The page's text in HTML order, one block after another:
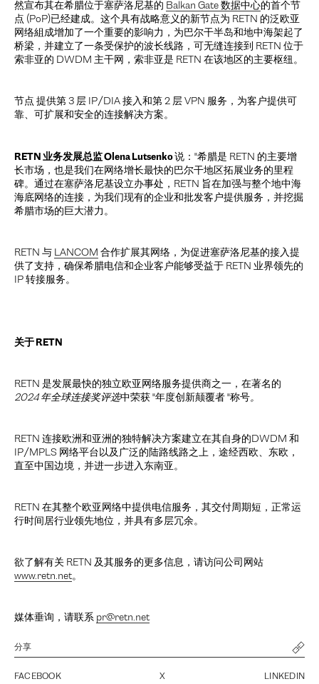
然宣布其在希腊位于塞萨洛尼基的 Balkan Gate 数据中心的首个节
点 (PoP)已经建成。这个具有战略意义的新节点为 RETN 的泛欧亚
网络組成增加了一个重要的影响力，为巴尔干半岛和地中海架起了
桥梁，并建立了一条受保护的波长线路，可无缝连接到 RETN 位于
索非亚的 DWDM 主干网，索非亚是 RETN 在该地区的主要枢纽。
节点 提供第 3 层 IP/DIA 接入和第 2 层 VPN 服务，为客户提供可
靠、可扩展和安全的连接解决方案。
RETN 业务发展总监 Olena Lutsenko说："希腊是 RETN 的主要增
长市场，也是我们在网络增长最快的巴尔干地区拓展业务的里程
碑。通过在塞萨洛尼基设立办事处，RETN 旨在加强与整个地中海
海底网络的连接，为我们现有的企业和批发客户提供服务，并挖掘
希腊市场的巨大潜力。
RETN 与 LANCOM 合作扩展其网络，为促进塞萨洛尼基的接入提
供了支持，确保希腊电信和企业客户能够受益于 RETN 业界领先的
IP 转接服务。
关于 RETN
RETN 是发展最快的独立欧亚网络服务提供商之一，在著名的
2024 年全球连接奖评选中荣获 "年度创新颠覆者 "称号。
RETN 连接欧洲和亚洲的独特解决方案建立在其自身的DWDM 和
IP/MPLS 网络平台以及广泛的陆路线路之上，途经西欧、东欧，
直至中国边境，并进一步进入东南亚。
RETN 在其整个欧亚网络中提供电信服务，其交付周期短，正常运
行时间居行业领先地位，并具有多层冗余。
欲了解有关 RETN 及其服务的更多信息，请访问公司网站
www.retn.net。
媒体垂询，请联系 pr@retn.net
分享
FACEBOOK X LINKEDIN